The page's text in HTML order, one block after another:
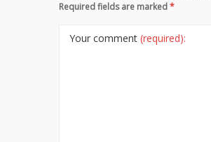
Required fields are marked*
Your comment (required):